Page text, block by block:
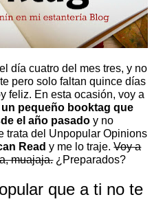
día cuatro del mes tres, y no
pero solo faltan quince días
feliz. En esta ocasión, voy a
un pequeño booktag que
el año pasado y no
trata del Unpopular Opinions
Read y me lo traje.Voy a
muajaja.¿Preparados?
que a ti no te